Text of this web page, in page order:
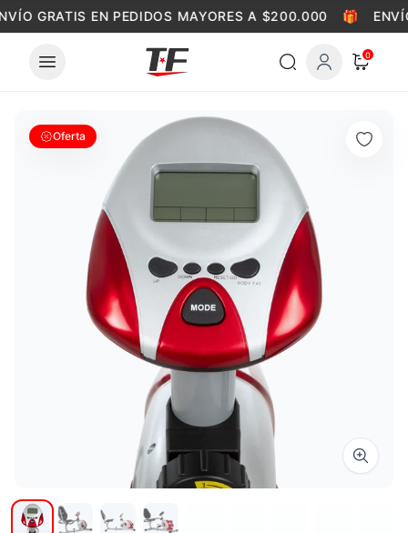
Skip to content
GRATIS EN PEDIDOS MAYORES A $200.000 🎁
0
Oferta
Zoom